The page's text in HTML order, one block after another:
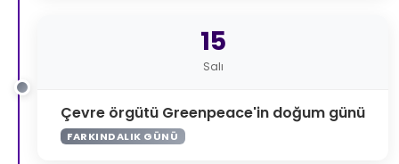
15
Salı
Çevre örgütü Greenpeace'in doğum günü
FARKINDALIK GÜNÜ